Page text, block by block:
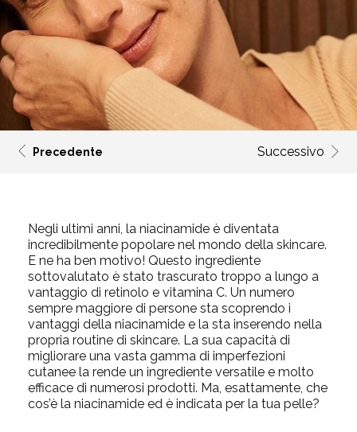
Precedente Successivo
Negli ultimi anni, la niacinamide è diventata
incredibilmente popolare nel mondo della skincare.
E ne ha ben motivo! Questo ingrediente
sottovalutato è stato trascurato troppo a lungo a
vantaggio di retinolo e vitamina C. Un numero
sempre maggiore di persone sta scoprendo i
vantaggi della niacinamide e la sta inserendo nella
propria routine di skincare. La sua capacità di
migliorare una vasta gamma di imperfezioni
cutanee la rende un ingrediente versatile e molto
efficace di numerosi prodotti. Ma, esattamente, che
cos’è la niacinamide ed è indicata per la tua pelle?